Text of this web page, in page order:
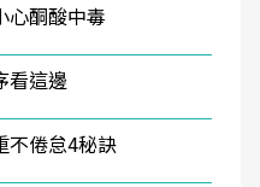
心酮酸中毒
這邊
倦怠4秘訣